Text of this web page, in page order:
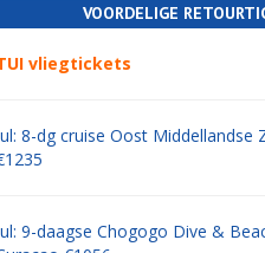
VOORDELIGE
vliegtickets
8-dg cruise Oost Middellandse
9-daagse Chogogo Dive &